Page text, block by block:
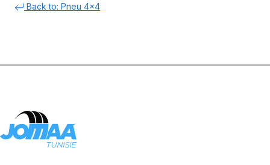
Back to: Pneu 4x4